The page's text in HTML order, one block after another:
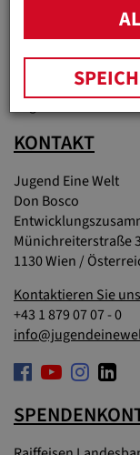
WICHTIGE
Materialien &
KONTAKT
Jugend Eine Welt
Don Bosco
Münichreiterstraße
1130 Wien /
Kontaktieren Sie uns
+43 1 879 07 07 - 0